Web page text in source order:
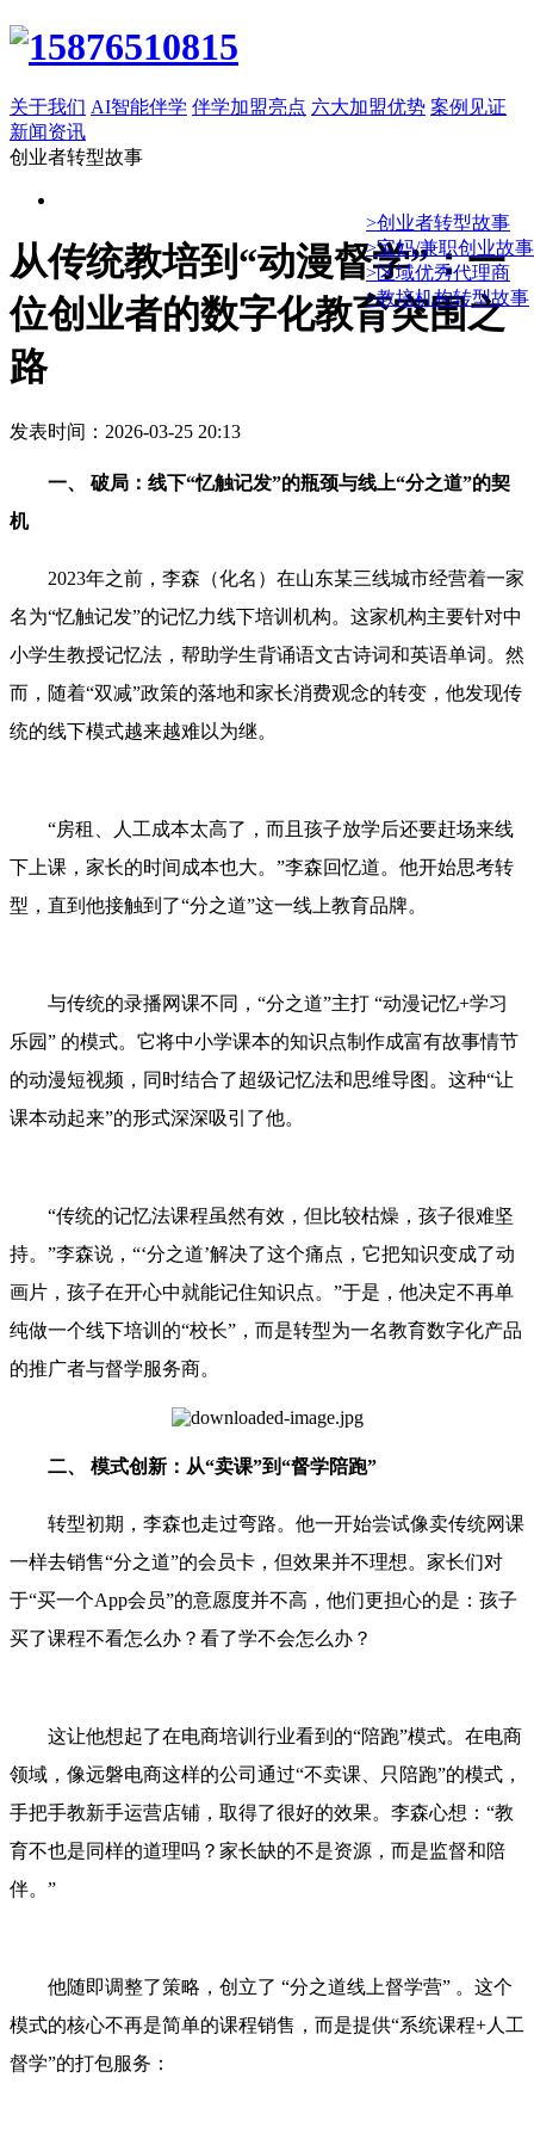
关于我们 AI智能伴学 伴学加盟亮点 六大加盟优势 案例见证
新闻资讯
创业者转型故事
>创业者转型故事
>宝妈/兼职创业故事
>区域优秀代理商
>教培机构转型故事
从传统教培到“动漫督学”：一
位创业者的数字化教育突围之
路
发表时间：2026-03-25 20:13
一、 破局：线下“忆触记发”的瓶颈与线上“分之道”的契
机
2023年之前，李森（化名）在山东某三线城市经营着一家
名为“忆触记发”的记忆力线下培训机构。这家机构主要针对中
小学生教授记忆法，帮助学生背诵语文古诗词和英语单词。然
而，随着“双减”政策的落地和家长消费观念的转变，他发现传
统的线下模式越来越难以为继。
“房租、人工成本太高了，而且孩子放学后还要赶场来线
下上课，家长的时间成本也大。”李森回忆道。他开始思考转
型，直到他接触到了“分之道”这一线上教育品牌。
与传统的录播网课不同，“分之道”主打 “动漫记忆+学习
乐园” 的模式。它将中小学课本的知识点制作成富有故事情节
的动漫短视频，同时结合了超级记忆法和思维导图。这种“让
课本动起来”的形式深深吸引了他。
“传统的记忆法课程虽然有效，但比较枯燥，孩子很难坚
持。”李森说，“‘分之道’解决了这个痛点，它把知识变成了动
画片，孩子在开心中就能记住知识点。”于是，他决定不再单
纯做一个线下培训的“校长”，而是转型为一名教育数字化产品
的推广者与督学服务商。
二、 模式创新：从“卖课”到“督学陪跑”
转型初期，李森也走过弯路。他一开始尝试像卖传统网课
一样去销售“分之道”的会员卡，但效果并不理想。家长们对
于“买一个App会员”的意愿度并不高，他们更担心的是：孩子
买了课程不看怎么办？看了学不会怎么办？
这让他想起了在电商培训行业看到的“陪跑”模式。在电商
领域，像远磐电商这样的公司通过“不卖课、只陪跑”的模式，
手把手教新手运营店铺，取得了很好的效果。李森心想：“教
育不也是同样的道理吗？家长缺的不是资源，而是监督和陪
伴。”
他随即调整了策略，创立了 “分之道线上督学营” 。这个
模式的核心不再是简单的课程销售，而是提供“系统课程+人工
督学”的打包服务：